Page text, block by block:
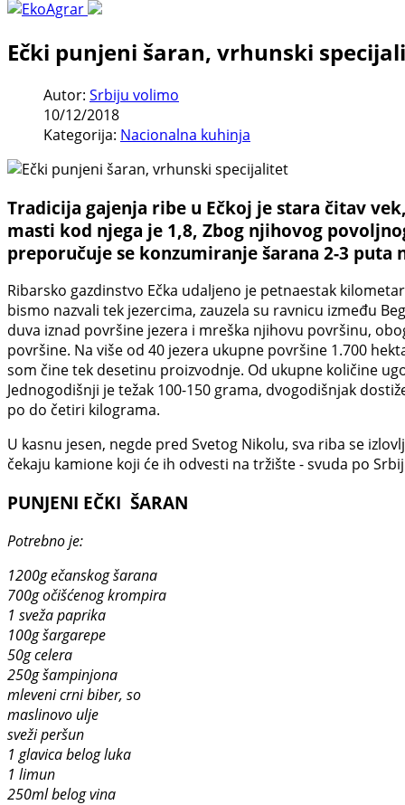
Ečki punjeni šaran, vrhunski
Autor: Srbiju volimo
10/12/2018
Kategorija: Nacionalna kuhinja
Tradicija gajenja ribe u Ečkoj je stara čitav
masti kod njega je 1,8, Zbog njihovog
preporučuje se konzumiranje šarana 2-3 puta
Ribarsko gazdinstvo Ečka udaljeno je petnaestak
bismo nazvali tek jezercima, zauzela su ravnicu između
duva iznad površine jezera i mreška njihovu površinu,
površine. Na više od 40 jezera ukupne površine 1.700
som čine tek desetinu proizvodnje. Od ukupne količine
Jednogodišnji je težak 100-150 grama, dvogodišnjak
po do četiri kilograma.
U kasnu jesen, negde pred Svetog Nikolu, sva riba se
čekaju kamione koji će ih odvesti na tržište - svuda po
PUNJENI EČKI ŠARAN
Potrebno je:
1200g ečanskog šarana
700g očišćenog krompira
1 sveža paprika
100g šargarepe
50g celera
250g šampinjona
mleveni crni biber, so
maslinovo ulje
sveži peršun
1 glavica belog luka
1 limun
250ml belog vina